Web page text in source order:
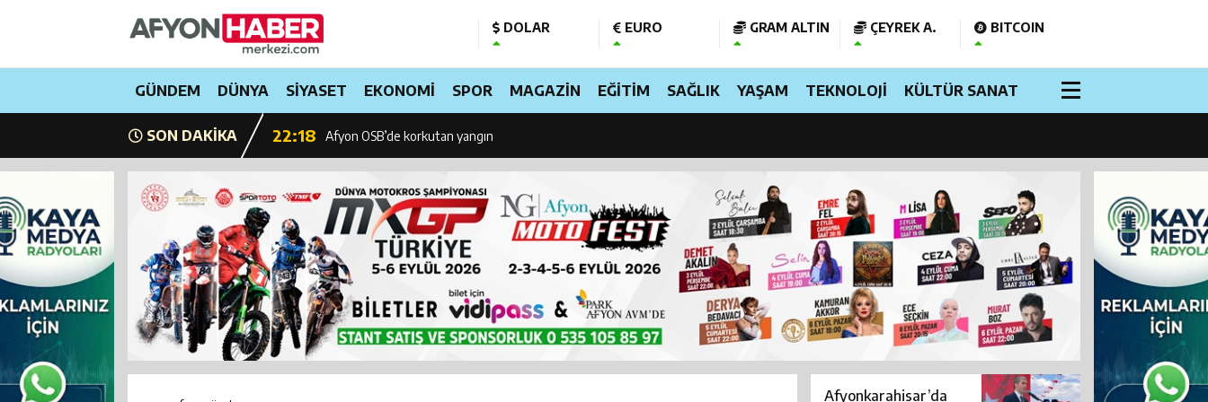
DOLAR EURO GRAM ALTIN ÇEYREK A. BITCOIN
GÜNDEM DÜNYA SİYASET EKONOMİ SPOR MAGAZİN EĞİTİM SAĞLIK YAŞAM TEKNOLOJİ KÜLTÜR SANAT
SON DAKİKA
20:07 Vali Aktaş ve beraberindeki heyet Enerji Bakanı Bayraktar’ı ziyaret etti: Bakın ne görüşüldü?
22:35 Afyonkarahisar’da bugüne kadar 17 bin 580 sokak köpeği toplandı
22:18 Afyon OSB’de korkutan yangın
23:16 Senetleal.com Çok Yakında Güçlü Altyapısıyla Yayında
23:56 Emekli ve memurun zam hesabı değişti: İşte yeni maaşlar
23:51 Milyonlarca sürücüye kritik uyarı! Ehliyetinize hemen bakın, iptal olabilir
23:45 CHP’de grup toplantısı gerilimi! Özgür Özel yarın TBMM’de konuşacak
Afyonkarahisar’da